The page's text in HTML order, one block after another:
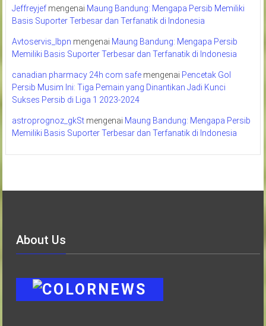
Jeffreyjefmengenai Maung Bandung: Mengapa Persib Memiliki
Basis Suporter Terbesar dan Terfanatik di Indonesia
Avtoservis_lbpn mengenai Maung Bandung: Mengapa Persib
Memiliki Basis Suporter Terbesar dan Terfanatik di Indonesia
canadian pharmacy 24h com safemengenai Pencetak Gol
Persib Musim Ini: Tiga Pemain yang Dinantikan Jadi Kunci
Sukses Persib di Liga 1 2023-2024
astroprognoz_gkStmengenai Maung Bandung: Mengapa Persib
Memiliki Basis Suporter Terbesar dan Terfanatik di Indonesia
About Us